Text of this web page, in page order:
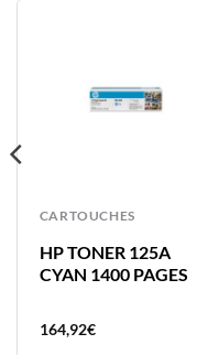
CARTOUCHES
HP TONER 125A
CYAN 1400 PAGES
164,92€